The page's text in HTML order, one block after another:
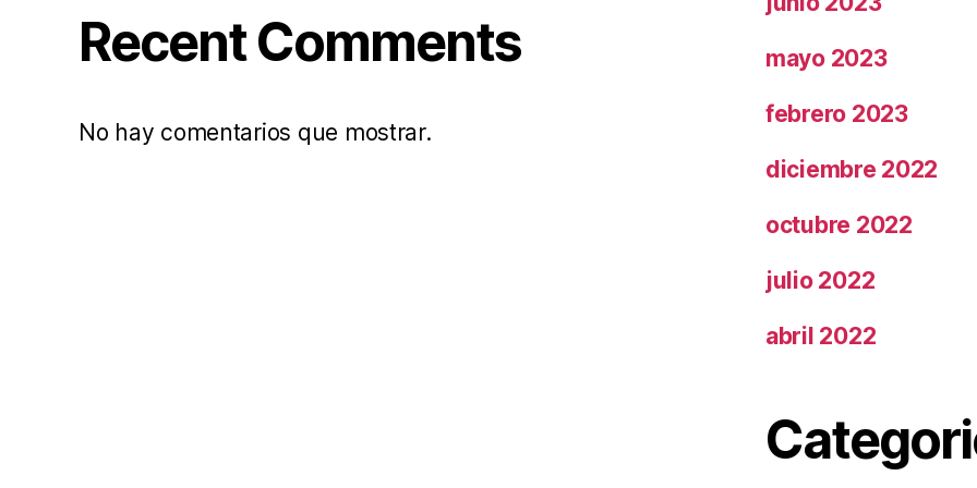
Recent Comments
No hay comentarios que mostrar.
mayo 2023
febrero 2023
diciembre 2022
octubre 2022
julio 2022
abril 2022